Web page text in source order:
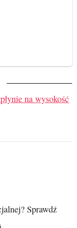
na wysokość
Sprawdź